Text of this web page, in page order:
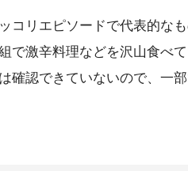
コリエピソードで代表的な
で激辛料理などを沢山食べて
確認できていないので、一